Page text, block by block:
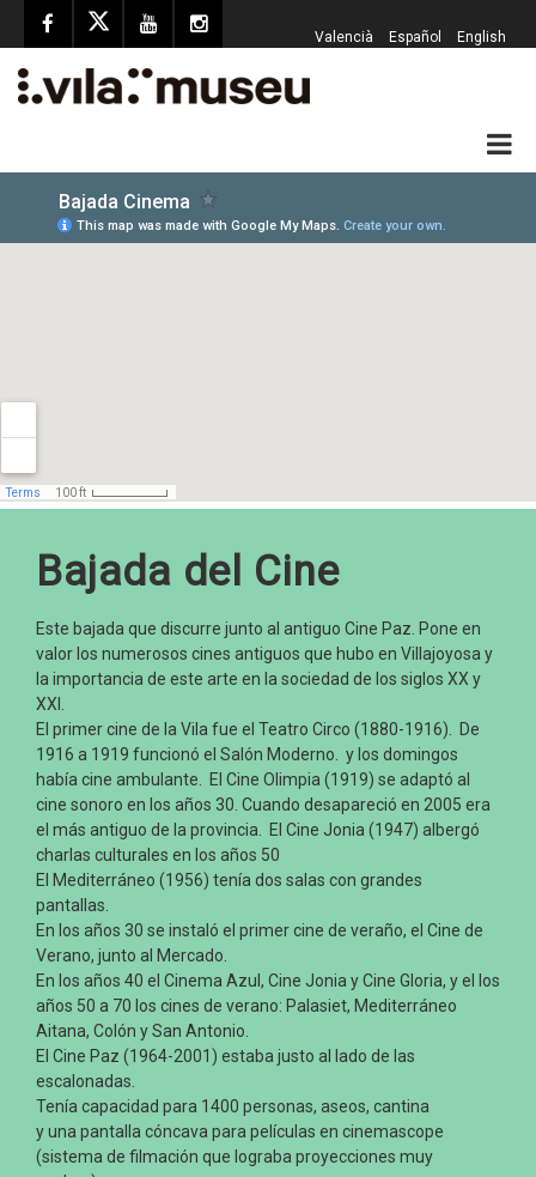
Valencià Español English
Bajada del Cine
Este bajada que discurre junto al antiguo Cine Paz. Pone en
valor los numerosos cines antiguos que hubo en Villajoyosa y
la importancia de este arte en la sociedad de los siglos XX y
XXI.
El primer cine de la Vila fue el Teatro Circo (1880-1916). De
1916 a 1919 funcionó el Salón Moderno. y los domingos
había cine ambulante. El Cine Olimpia (1919) se adaptó al
cine sonoro en los años 30. Cuando desapareció en 2005 era
el más antiguo de la provincia. El Cine Jonia (1947) albergó
charlas culturales en los años 50
El Mediterráneo (1956) tenía dos salas con grandes
pantallas.
En los años 30 se instaló el primer cine de veraño, el Cine de
Verano, junto al Mercado.
En los años 40 el Cinema Azul, Cine Jonia y Cine Gloria, y el los
años 50 a 70 los cines de verano: Palasiet, Mediterráneo
Aitana, Colón y San Antonio.
El Cine Paz (1964-2001) estaba justo al lado de las
escalonadas.
Tenía capacidad para 1400 personas, aseos, cantina
y una pantalla cóncava para películas en cinemascope
(sistema de filmación que lograba proyecciones muy